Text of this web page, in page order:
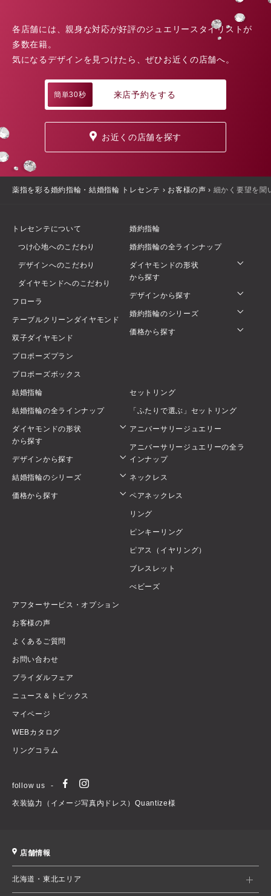
各店舗には、親身な対応が好評のジュエリースタイリストが
多数在籍。
気になるデザインを見つけたら、ぜひお近くの店舗へ。
簡単30秒 来店予約をする
お近くの店舗を探す
薬指を彩る婚約指輪・結婚指輪 トレセンテ › お客様の声 › 細かく要望を聞
トレセンテについて
つけ心地へのこだわり
デザインへのこだわり
ダイヤモンドへのこだわり
フローラ
テーブルクリーンダイヤモンド
双子ダイヤモンド
プロポーズプラン
プロポーズボックス
婚約指輪
婚約指輪の全ラインナップ
ダイヤモンドの形状
から探す
デザインから探す
婚約指輪のシリーズ
価格から探す
結婚指輪
結婚指輪の全ラインナップ
ダイヤモンドの形状
から探す
デザインから探す
結婚指輪のシリーズ
価格から探す
セットリング
「ふたりで選ぶ」セットリング
アニバーサリージュエリー
アニバーサリージュエリーの全ラ
インナップ
ネックレス
ペアネックレス
リング
ピンキーリング
ピアス（イヤリング）
ブレスレット
べビーズ
アフターサービス・オプション
お客様の声
よくあるご質問
お問い合わせ
ブライダルフェア
ニュース＆トピックス
マイページ
WEBカタログ
リングコラム
follow us
衣装協力（イメージ写真内ドレス）Quantize様
店舗情報
北海道・東北エリア